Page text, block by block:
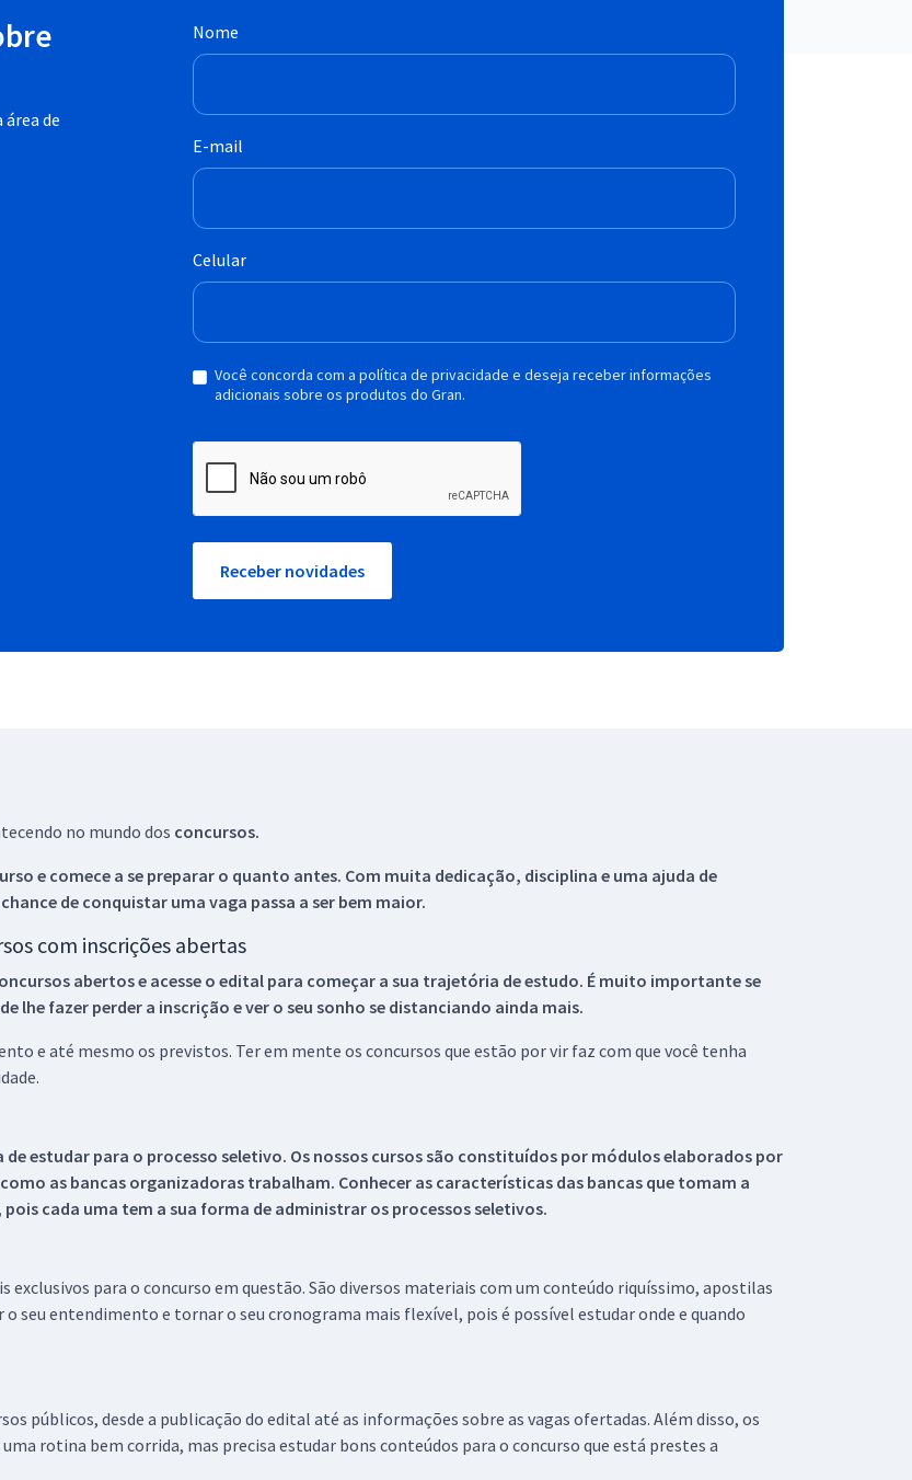
de
Nome
E-mail
Celular
Você concorda com a política de privacidade e deseja receber informações
adicionais sobre os produtos do Gran.
Receber novidades
no mundo dos concursos.
e comece a se preparar o quanto antes. Com muita dedicação, disciplina e uma ajuda de
de conquistar uma vaga passa a ser bem maior.
com inscrições abertas
abertos e acesse o edital para começar a sua trajetória de estudo. É muito importante se
lhe fazer perder a inscrição e ver o seu sonho se distanciando ainda mais.
e até mesmo os previstos. Ter em mente os concursos que estão por vir faz com que você tenha
estudar para o processo seletivo. Os nossos cursos são constituídos por módulos elaborados por
as bancas organizadoras trabalham. Conhecer as características das bancas que tomam a
cada uma tem a sua forma de administrar os processos seletivos.
exclusivos para o concurso em questão. São diversos materiais com um conteúdo riquíssimo, apostilas
seu entendimento e tornar o seu cronograma mais flexível, pois é possível estudar onde e quando
públicos, desde a publicação do edital até as informações sobre as vagas ofertadas. Além disso, os
rotina bem corrida, mas precisa estudar bons conteúdos para o concurso que está prestes a